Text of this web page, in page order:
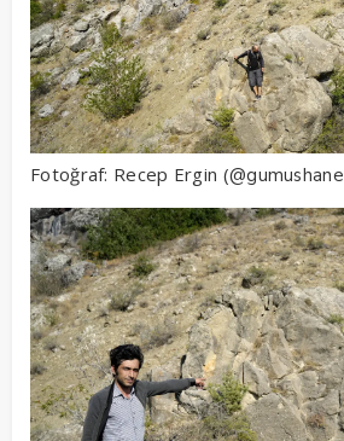
Fotoğraf: Recep Ergin (@gumushane